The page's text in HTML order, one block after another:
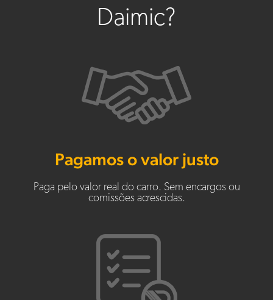
Daimic?
Pagamos o valor justo
Paga pelo valor real do carro. Sem encargos ou
comissões acrescidas.